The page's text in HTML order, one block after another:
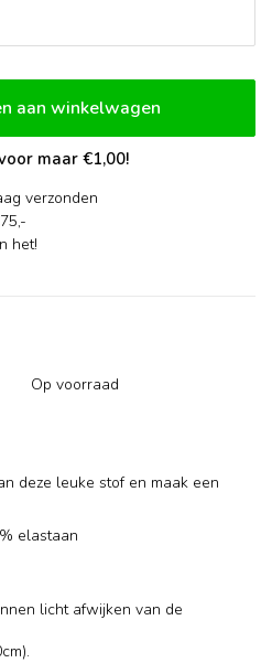
aan winkelwagen
maar €1,00!
verzonden
het!
Op voorraad
deze leuke stof en maak een
elastaan
licht afwijken van de